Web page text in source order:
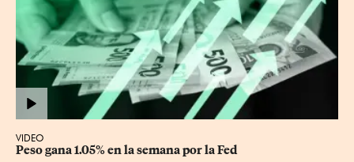
VIDEO
Peso gana 1.05% en la semana por la Fed